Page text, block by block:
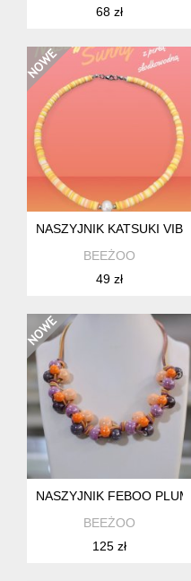
68 zł
NASZYJNIK KATSUKI
BEEŻOO
49 zł
NASZYJNIK FEBOO
BEEŻOO
125 zł